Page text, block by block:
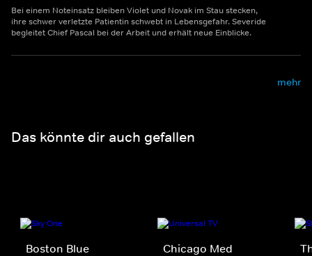
Bei einem Noteinsatz bleiben Violet und Novak im Stau stecken,
ihre schwer verletzte Patientin schwebt in Lebensgefahr. Severide
begleitet Chief Pascal bei der Arbeit und erhält neue Einblicke.
mehr
Das könnte dir auch gefallen
Boston Blue Chicago Med